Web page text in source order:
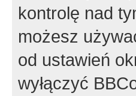
kontrolę nad
możesz
od ustawień
wyłączyć